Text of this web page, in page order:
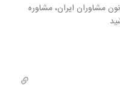
مشاوران ایران، مشاوره